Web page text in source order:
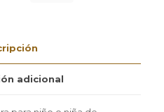
adicional